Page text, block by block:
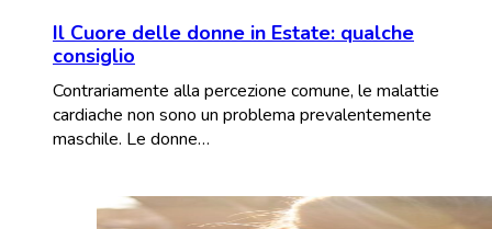
Il Cuore delle donne in Estate: qualche
consiglio
Contrariamente alla percezione comune, le malattie
cardiache non sono un problema prevalentemente
maschile. Le donne…